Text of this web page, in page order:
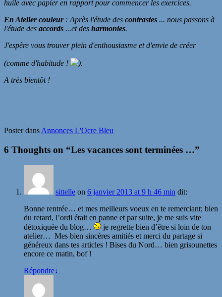
huile avec papier en rapport pour commencer les exercices.
En Atelier couleur: Après l'étude des contrastes ... nous passons à
l'étude des accords ...et des harmonies.
J'espère vous trouver plein d'enthousiasme et d'envie de créer
(comme d'habitude !
).
A très bientôt !
Poster dans Annonces L'Ocre Bleu
6 Thoughts on “Les vacances sont terminées …”
sittelle on 6 janvier 2013 at 9 h 46 min dit:
Bonne rentrée… et mes meilleurs voeux en te remerciant; bien
du retard, l’ordi était en panne et par suite, je me suis vite
détoxiquée du blog…
je regrette bien d’être si loin de ton
atelier… Mes bien sincères amitiés et merci du partage si
généreux dans tes articles ! Bises du Nord… bien grisounettes
encore ce matin, bof !
Répondre↓